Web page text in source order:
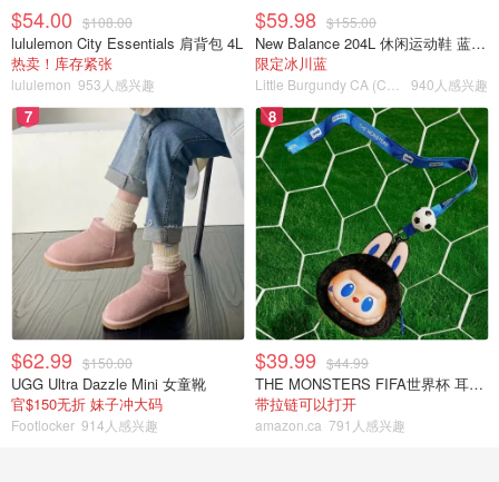
$54.00 $108.00
lululemon City Essentials 肩背包 4L
热卖！库存紧张
lululemon 953人感兴趣
$59.98 $155.00
New Balance 204L 休闲运动鞋 蓝银色
限定冰川蓝
940人感兴趣
7
$62.99 $150.00
UGG Ultra Dazzle Mini 女童靴
官$150无折 妹子冲大码
Footlocker 914人感兴趣
8
$39.99 $44.99
THE MONSTERS FIFA世界杯 耳机包
带拉链可以打开
amazon.ca 791人感兴趣